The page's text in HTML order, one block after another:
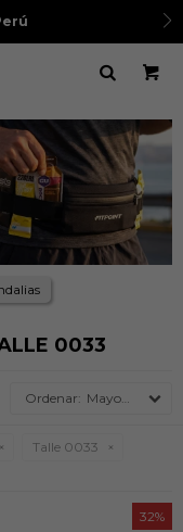
0033
Mayor precio
Talle 0033
32